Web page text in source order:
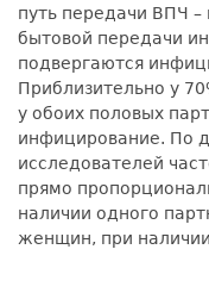
путь передачи ВПЧ –
бытовой передачи
подвергаются
Приблизительно у
у обоих половых
инфицирование. По
исследователей
прямо
наличии одного
женщин, при